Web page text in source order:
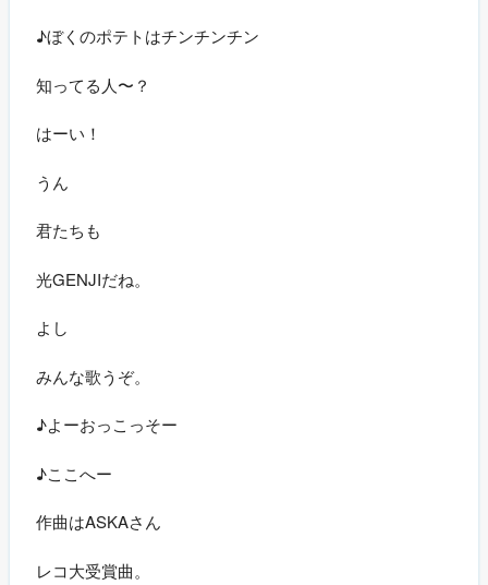
♪ぼくのポテトはチンチンチン
知ってる人〜？
はーい！
うん
君たちも
光GENJIだね。
よし
みんな歌うぞ。
♪よーおっこっそー
♪ここへー
作曲はASKAさん
レコ大受賞曲。